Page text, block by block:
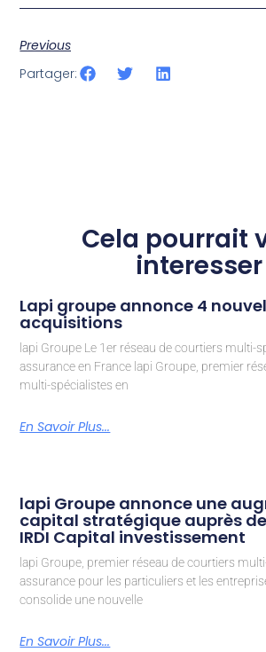
Previous
Partager:
Cela pourrait
interesser
Lapi groupe annonce 4
acquisitions
lapi Groupe Le 1er réseau de courtiers multi-
assurance en France lapi Groupe, premier
multi-spécialistes en
En Savoir Plus...
lapi Groupe annonce une
capital stratégique auprès
IRDI Capital investissement
lapi Groupe, premier réseau de courtiers
assurance pour les particuliers et les
consolide une nouvelle
En Savoir Plus...